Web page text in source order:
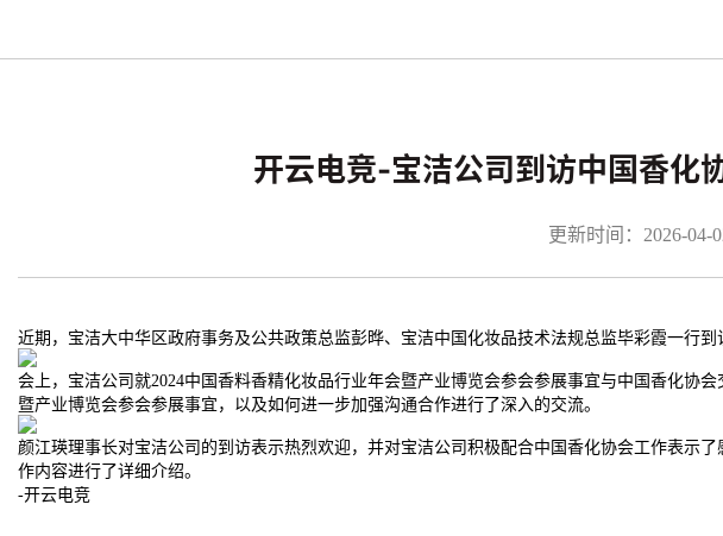
开云电竞-宝洁公司到访中国香化
更新时间：2026-04-
近期，宝洁大中华区政府事务及公共政策总监彭晔、宝洁中国化妆品技术法规总监毕彩霞一行
会上，宝洁公司就2024中国香料香精化妆品行业年会暨产业博览会参会参展事宜与中国香化协
暨产业博览会参会参展事宜，以及如何进一步加强沟通合作进行了深入的交流。
颜江瑛理事长对宝洁公司的到访表示热烈欢迎，并对宝洁公司积极配合中国香化协会工作表示
作内容进行了详细介绍。
-开云电竞